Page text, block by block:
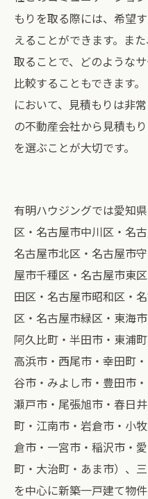
もりを取る際には、希望
えることができます。ま
取ることで、どのような
比較することもできます
において、見積もりは非
の不動産会社から見積も
を選ぶことが大切です。
有明ハウジングでは愛知
区・名古屋市中川区・名
名古屋市北区・名古屋市
屋市千種区・名古屋市東
田区・名古屋市昭和区・
区・名古屋市緑区・東海
阿久比町・半田市・東浦
高浜市・西尾市・幸田町
谷市・みよし市・豊田市
瀬戸市・尾張旭市・春日
町・江南市・岩倉市・小
倉市・一宮市・稲沢市・
町・大治町・あま市）、
を中心に新築一戸建て物